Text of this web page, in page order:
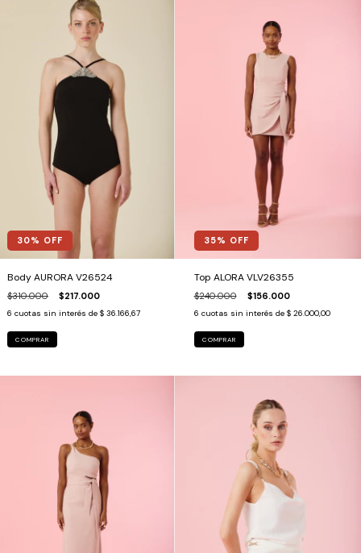
30% OFF
Body AURORA V26524
$310.000 $217.000
6 cuotas sin interés de $ 36.166,67
COMPRAR
35% OFF
Top ALORA VLV26355
$240.000 $156.000
6 cuotas sin interés de $ 26.000,00
COMPRAR